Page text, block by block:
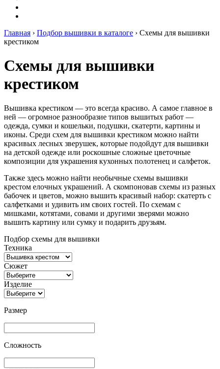
Главная › Подбор вышивки в каталоге › Схемы для вышивки
крестиком
Схемы для вышивки
крестиком
Вышивка крестиком — это всегда красиво. А самое главное в
ней — огромное разнообразие типов вышитых работ —
одежда, сумки и кошельки, подушки, скатерти, картины и
иконы. Среди схем для вышивки крестиком можно найти
красивых лесных зверушек, которые подойдут для вышивки
на детской одежде или роскошные сложные цветочные
композиции для украшения кухонных полотенец и салфеток.
Также здесь можно найти необычные схемы вышивки
крестом елочных украшений. А скомпоновав схемы из разных
бабочек и цветов, можно вышить красивый набор: скатерть с
салфетками и удивить им своих гостей. По схемам с
мишками, котятами, совами и другими зверями можно
вышить картину или сумку и подарить друзьям.
Подбор схемы для вышивки
Техника
Сюжет
Изделие
Размер
Сложность